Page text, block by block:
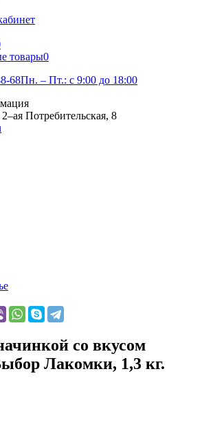
товары0
68Пн. – Пт.: с 9:00 до 18:00
Потребительская, 8
со вкусом
Лакомки, 1,3 кг.